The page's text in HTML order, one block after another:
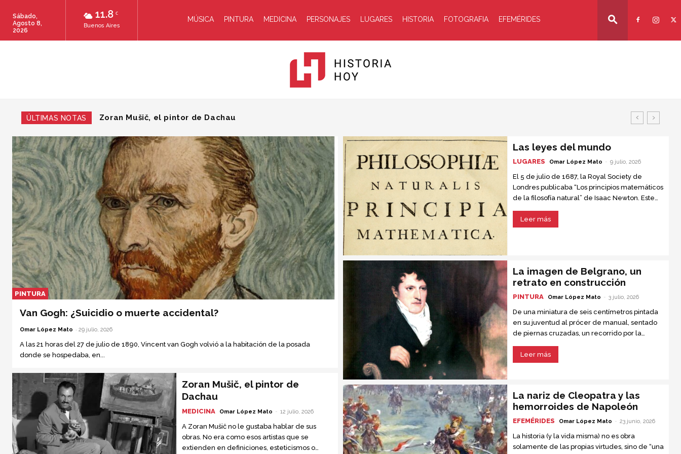
11.8 C
Buenos Aires
Sábado,
Agosto 8,
2026
MÚSICA PINTURA MEDICINA PERSONAJES LUGARES HISTORIA FOTOGRAFIA EFEMÉRIDES
Hoy
ÚLTIMAS NOTAS Las leyes del mundo
PINTURA
Van Gogh: ¿Suicidio o muerte accidental?
Omar López Mato - 29 julio, 2026
A las 21 horas del 27 de julio de 1890, Vincent van Gogh volvió a la habitación de la posada
donde se hospedaba, en...
Zoran Mušič, el pintor de
Dachau
MEDICINA Omar López Mato - 12 julio, 2026
A Zoran Mušič no le gustaba hablar de sus
obras. No era como esos artistas que se
extienden en definiciones, esteticismos o
Las leyes del mundo
LUGARES Omar López Mato - 9 julio, 2026
El 5 de julio de 1687, la Royal Society de
Londres publicaba “Los principios matemáticos
de la filosofía natural” de Isaac Newton. Este
entendía”, se convirtió en la obra científica más
importante jamás escrita.
Leer más
La imagen de Belgrano, un
retrato en construcción
PINTURA Omar López Mato - 3 julio, 2026
De una miniatura de seis centímetros pintada
en su juventud al prócer de manual, sentado
de piernas cruzadas, un recorrido por la
Leer más
La nariz de Cleopatra y las
hemorroides de Napoleón
EFEMÉRIDES Omar López Mato - 23 junio, 2026
La historia (y la vida misma) no es obra
solamente de las propias virtudes, sino de “una